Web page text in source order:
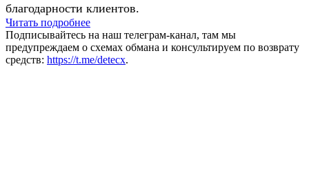
благодарности клиентов.
Читать подробнее
Подписывайтесь на наш телеграм-канал, там мы
предупреждаем о схемах обмана и консультируем по возврату
средств: https://t.me/detecx.